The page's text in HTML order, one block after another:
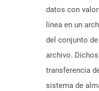
datos con
línea en un
del conjunto
archivo.
transferencia
sistema de